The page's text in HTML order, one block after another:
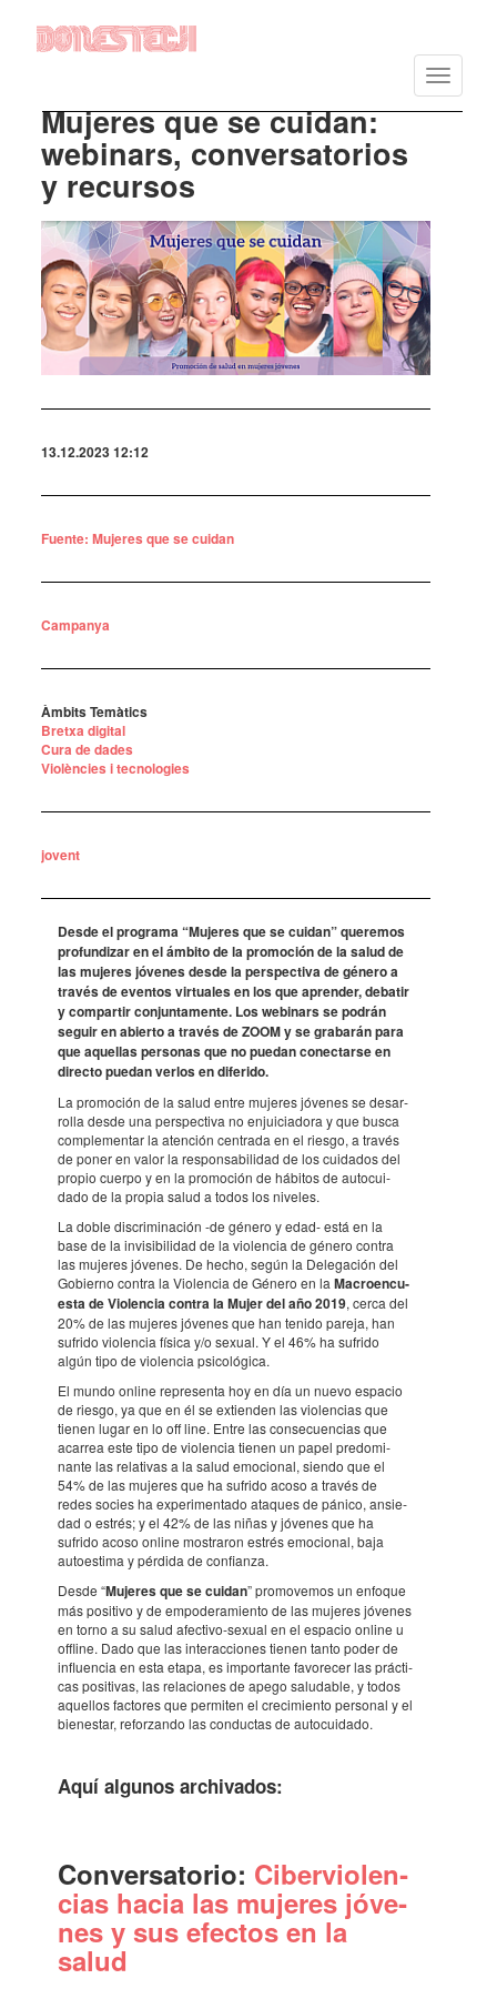
Vés
Toggle
Mujeres que se cuidan:
webinars, conversatorios
y recursos
Imatge
13.12.2023 12:12
Fuente: Mujeres que se cuidan
Campanya
Àmbits Temàtics
Bretxa digital
Cura de dades
Violències i tecnologies
jovent
Desde el programa “Muje­res que se cuidan” quere­mos
profun­di­zar en el ámbito de la promo­ción de la salud de
las muje­res jóve­nes desde la pers­pec­tiva de género a
través de even­tos virtu­a­les en los que apren­der, deba­tir
y compar­tir conjun­ta­mente. Los webi­nars se podrán
seguir en abierto a través de ZOOM y se grabarán para
que aque­llas perso­nas que no puedan conec­tarse en
directo puedan verlos en dife­rido.
La promo­ción de la salud entre muje­res jóve­nes se desar­
ro­lla desde una pers­pec­tiva no enjui­ci­a­dora y que busca
comple­men­tar la aten­ción centrada en el riesgo, a través
de poner en valor la respon­sa­bi­li­dad de los cuida­dos del
propio cuerpo y en la promo­ción de hábi­tos de auto­cui­
dado de la propia salud a todos los nive­les.
La doble discri­mi­na­ción -de género y edad- está en la
base de la invi­si­bi­li­dad de la violen­cia de género contra
las muje­res jóve­nes. De hecho, según la Dele­ga­ción del
Gobi­erno contra la Violen­cia de Género en laMacro­en­cu­
esta de Violen­cia contra la Mujer del año 2019, cerca del
20% de las muje­res jóve­nes que han tenido pareja, han
sufrido violen­cia física y/o sexual. Y el 46% ha sufrido
algún tipo de violen­cia psico­ló­gica.
El mundo online repre­senta hoy en día un nuevo espa­cio
de riesgo, ya que en él se exti­en­den las violen­cias que
tienen lugar en lo off line. Entre las conse­cu­en­cias que
acar­rea este tipo de violen­cia tienen un papel predo­mi­
nante las rela­ti­vas a la salud emoci­o­nal, siendo que el
54% de las muje­res que ha sufrido acoso a través de
redes socies ha expe­ri­men­tado ataques de pánico, ansi­e­
dad o estrés; y el 42% de las niñas y jóve­nes que ha
sufrido acoso online mostra­ron estrés emoci­o­nal, baja
auto­es­tima y pérdida de confi­anza.
Desde “Muje­res que se cuidan” promo­ve­mos un enfo­que
más posi­tivo y de empo­de­ra­mi­ento de las muje­res jóve­nes
en torno a su salud afec­tivo-sexual en el espa­cio online u
offline. Dado que las inter­ac­ci­o­nes tienen tanto poder de
influ­en­cia en esta etapa, es impor­tante favo­re­cer las prác­ti­
cas posi­ti­vas, las rela­ci­o­nes de apego salu­da­ble, y todos
aque­llos facto­res que permi­ten el creci­mi­ento perso­nal y el
bienes­tar, refor­zando las conduc­tas de auto­cui­dado.
Aquí algu­nos archi­va­dos:
Conver­sa­to­rio: Ciber­vi­o­len­
cias hacia las muje­res jóve­
nes y sus efec­tos en la
salud